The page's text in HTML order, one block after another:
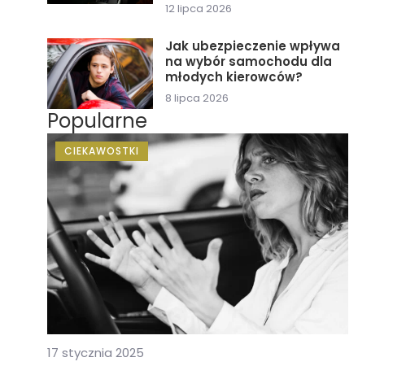
12 lipca 2026
Jak ubezpieczenie wpływa
na wybór samochodu dla
młodych kierowców?
8 lipca 2026
Popularne
CIEKAWOSTKI
17 stycznia 2025